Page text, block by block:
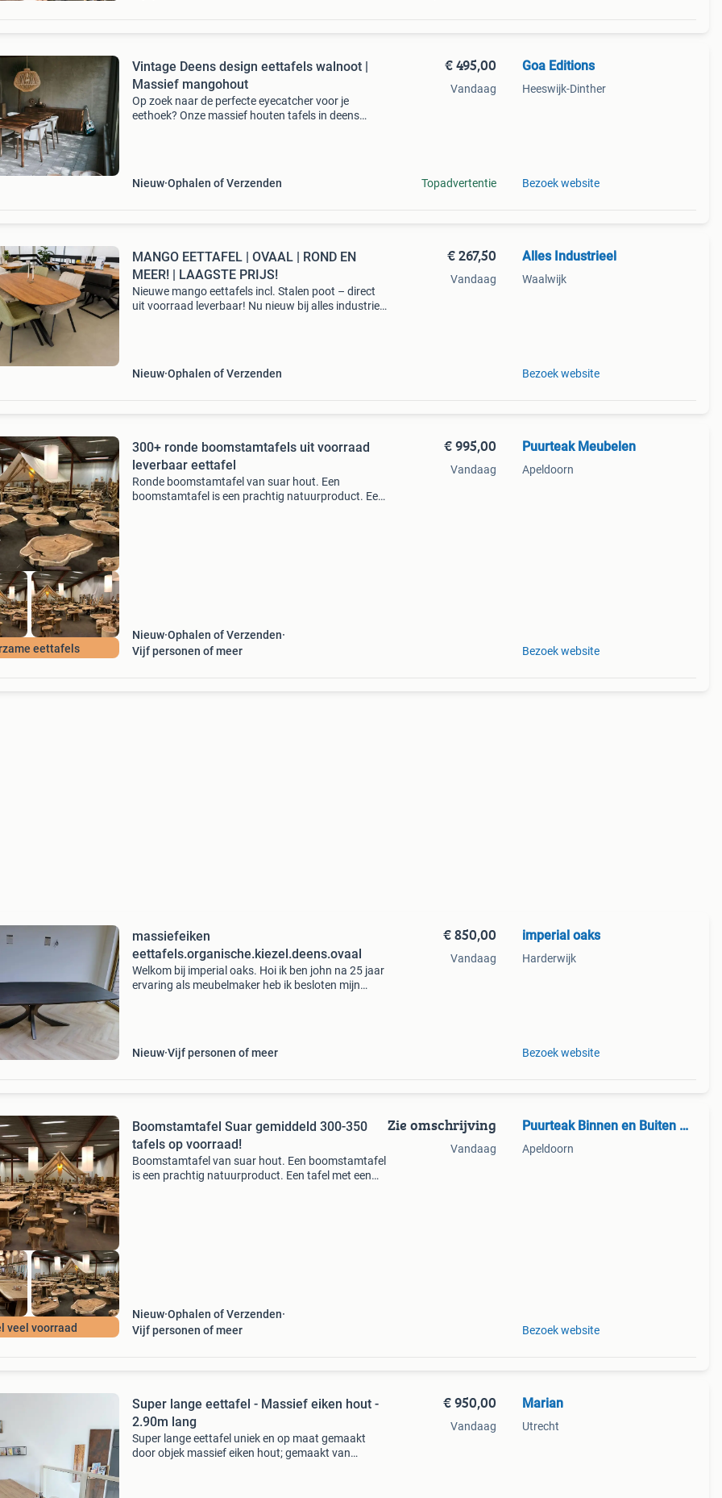
Vintage Deens design eettafels walnoot |
Massief mangohout
Op zoek naar de perfecte eyecatcher voor je
eethoek? Onze massief houten tafels in deens
Nieuw Ophalen of Verzenden
€ 495,00
Vandaag
Topadvertentie
Goa Editions
Heeswijk-Dinther
Bezoek website
MANGO EETTAFEL | OVAAL | ROND EN
MEER! | LAAGSTE PRIJS!
Nieuwe mango eettafels incl. Stalen poot – direct
uit voorraad leverbaar! Nu nieuw bij alles industrieel
Nieuw Ophalen of Verzenden
€ 267,50
Vandaag
Alles Industrieel
Waalwijk
Bezoek website
eettafels
300+ ronde boomstamtafels uit voorraad
leverbaar eettafel
Ronde boomstamtafel van suar hout. Een
boomstamtafel is een prachtig natuurproduct. Een
Nieuw Ophalen of Verzenden
Vijf personen of meer
€ 995,00
Vandaag
Puurteak Meubelen
Apeldoorn
Bezoek website
massiefeiken
eettafels.organische.kiezel.deens.ovaal
Welkom bij imperial oaks. Hoi ik ben john na 25 jaar
ervaring als meubelmaker heb ik besloten mijn
Nieuw Vijf personen of meer
€ 850,00
Vandaag
imperial oaks
Harderwijk
Bezoek website
veel voorraad
Boomstamtafel Suar gemiddeld 300-350
tafels op voorraad!
Boomstamtafel van suar hout. Een boomstamtafel
is een prachtig natuurproduct. Een tafel met een
Nieuw Ophalen of Verzenden
Vijf personen of meer
Zie omschrijving
Vandaag
Puurteak Binnen en Buiten Meubelen
Apeldoorn
Bezoek website
Super lange eettafel - Massief eiken hout -
2.90m lang
Super lange eettafel uniek en op maat gemaakt
door objek massief eiken hout; gemaakt van
€ 950,00
Vandaag
Marian
Utrecht